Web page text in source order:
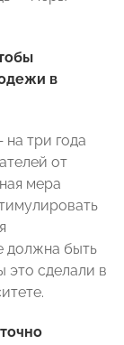
в
три года
от
мера
должна быть
это сделали в